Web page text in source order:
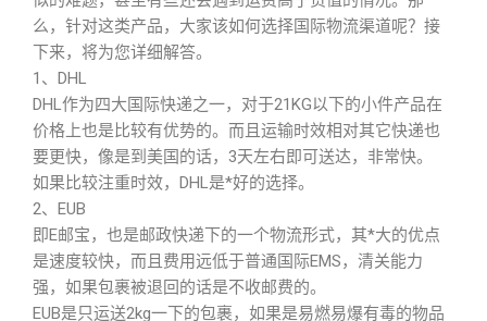
么，针对这类产品，大家该如何选择国际物流渠道呢？接
下来，将为您详细解答。
1、DHL
DHL作为四大国际快递之一，对于21KG以下的小件产品在
价格上也是比较有优势的。而且运输时效相对其它快递也
要更快，像是到美国的话，3天左右即可送达，非常快。
如果比较注重时效，DHL是*好的选择。
2、EUB
即E邮宝，也是邮政快递下的一个物流形式，其*大的优点
是速度较快，而且费用远低于普通国际EMS，清关能力
强，如果包裹被退回的话是不收邮费的。
EUB是只运送2kg一下的包裹，如果是易燃易爆有毒的物品